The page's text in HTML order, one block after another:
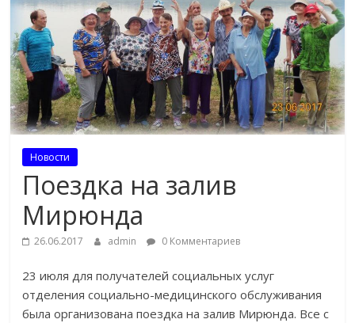
Новости
Поездка на залив
Мирюнда
26.06.2017 admin 0 Комментариев
23 июля для получателей социальных услуг
отделения социально-медицинского обслуживания
была организована поездка на залив Мирюнда. Все с